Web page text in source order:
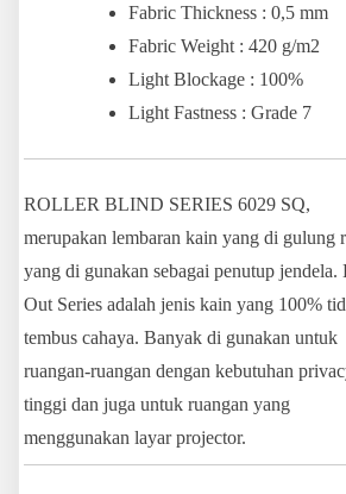
Fabric Thickness : 0,5 mm
Fabric Weight : 420 g/m2
Light Blockage : 100%
Light Fastness : Grade 7
ROLLER BLIND SERIES 6029 SQ,
merupakan lembaran kain yang di gulung
yang di gunakan sebagai penutup jendela.
Out Series adalah jenis kain yang 100%
tembus cahaya. Banyak di gunakan untuk
ruangan-ruangan dengan kebutuhan
tinggi dan juga untuk ruangan yang
menggunakan layar projector.